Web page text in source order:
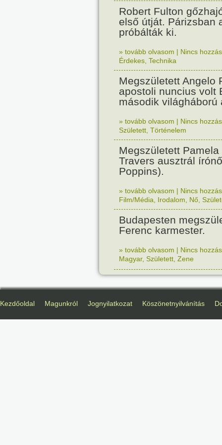
Robert Fulton
első útját. Párizsban
próbálták ki.
» tovább olvasom | Nincs
Érdekes Technika
Megszületett Angelo
apostoli nuncius volt
második világháború
» tovább olvasom | Nincs
Született Történelem
Megszületett Pamela
Travers ausztrál
Poppins).
» tovább olvasom | Nincs
Film/Média
Irodalom Nő
Budapesten
Ferenc karmester.
» tovább olvasom | Nincs
Magyar, Született Zene
Kezdőoldal Magunkról Jognyilatkozat Köszönetnyilvánítás